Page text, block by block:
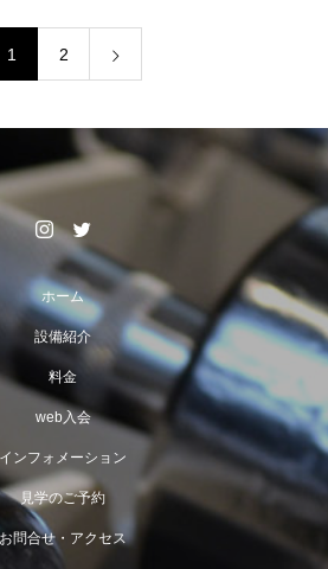
1 2
ホーム
設備紹介
料金
web入会
インフォメーション
見学のご予約
お問合せ・アクセス